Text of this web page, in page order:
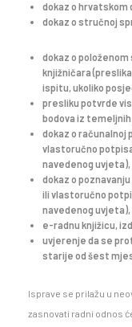
dokaz o hrvatskom
dokaz o stručnoj
dokaz o
knjižničara
ispitu, ukoliko
presliku potvrde
bodova iz
dokaz o računalnoj
vlastoručno
navedenog uvjeta),
dokaz o
ili vlastoručno
navedenog uvjeta),
e-radnu knjižicu,
uvjerenje da se
starije od šest
Isprave se prilažu u
zasnovati radni odnos